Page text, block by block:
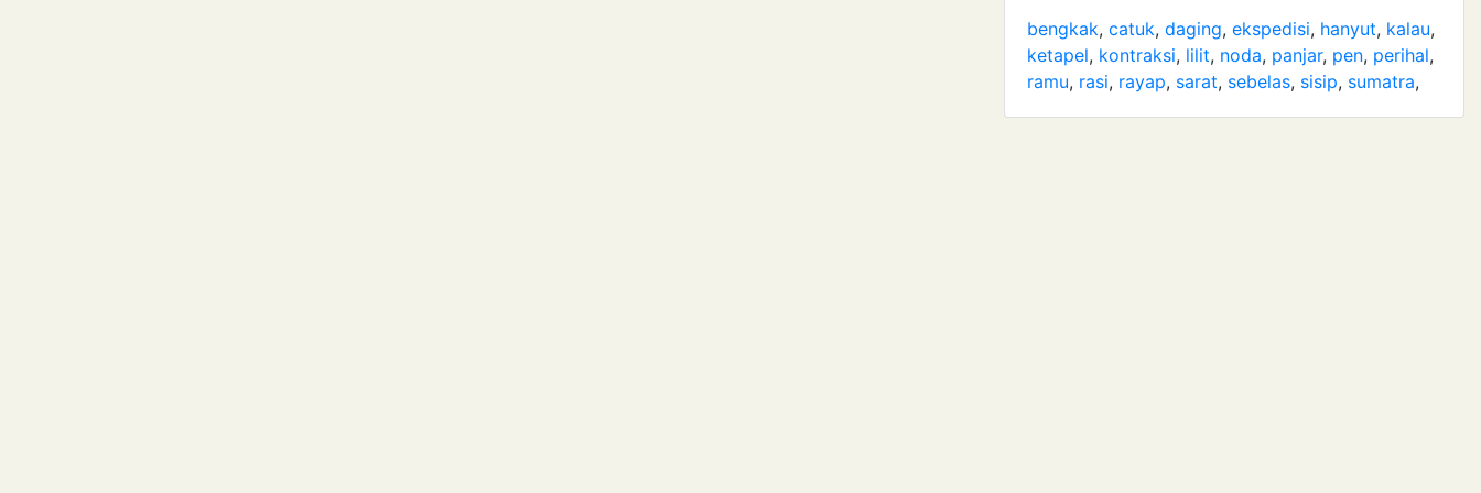
bengkak, catuk, daging, ekspedisi, hanyut, kalau,
ketapel, kontraksi, lilit, noda, panjar, pen, perihal,
ramu, rasi, rayap, sarat, sebelas, sisip, sumatra,